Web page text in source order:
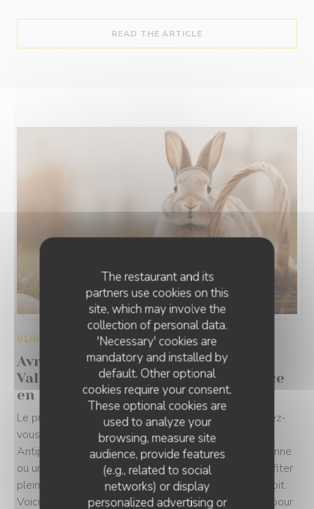
The restaurant and its
partners use cookies on this
site, which may involve the
collection of personal data.
'Necessary' cookies are
mandatory and installed by
default. Other optional
cookies require your consent.
These optional cookies are
used to analyze your
browsing, measure site
audience, provide features
(e.g., related to social
networks) or display
personalized advertising or
READ THE ARTICLE
Avril au restaurant Le Servan
Valbonne : une saison qui commence
en beauté
01/04/2026
Le printemps s'installe, et avec lui, une série de rendez-
vous gourmands et festifs au Golden Tulip Sophia
Antipolis. Si vous cherchez un bon restaurant à Valbonne
ou un restaurant proche de Sophia Antipolis pour profiter
pleinement de la belle saison, vous êtes au bon endroit.
Voici le programme d'avril que nous avons concocté pour